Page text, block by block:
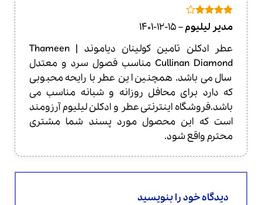
امتیاز
از 5
مدیر لیلیوم–
1401-12-15
عطر ادکلن تامین کولینان دیاموند | Thameen
Cullinan Diamond مناسب فصول سرد و معتدل
سال می باشد. همچنین این عطر با رایحه محبوبی
که دارد برای محافل روزانه و شبانه مناسب می
باشد.فروشگاه اینترنتی عطر و ادکلن لیلیوم آرزومند
است که این محصول مورد پسند شما مشتری
محترم واقع شود.
دیدگاه خود را بنویسید